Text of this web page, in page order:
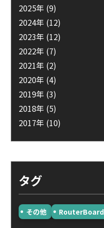
2025年 (9)
2024年 (12)
2023年 (12)
2022年 (7)
2021年 (2)
2020年 (4)
2019年 (3)
2018年 (5)
2017年 (10)
タグ
その他 RouterBoard